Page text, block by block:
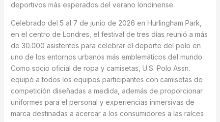
deportivos más esperados del verano londinense.
Celebrado del 5 al 7 de junio de 2026 en Hurlingham Park,
en el centro de Londres, el festival de tres días reunió a más
de 30.000 asistentes para celebrar el deporte del polo en
uno de los entornos urbanos más emblemáticos del mundo.
Como socio oficial de ropa y camisetas, U.S. Polo Assn.
equipó a todos los equipos participantes con camisetas de
competición diseñadas a medida, además de proporcionar
uniformes para el personal y experiencias inmersivas de
marca destinadas a acercar a los consumidores a las raíces